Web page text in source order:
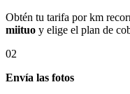
Obtén tu tarifa por km
miituo y elige el plan de
02
Envía las fotos